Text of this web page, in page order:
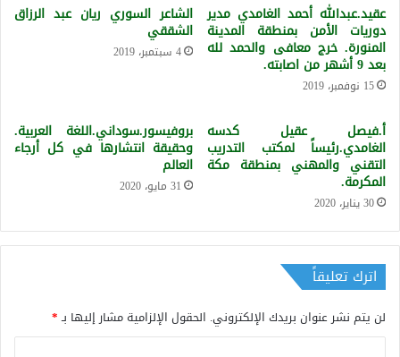
عقيد.عبدالله أحمد الغامدي مدير
دوريات الأمن بمنطقة المدينة
المنورة. خرج معافى والحمد لله
بعد 9 أشهر من اصابته.
15 نوفمبر، 2019
الشاعر السوري ريان عبد الرزاق
الشققي
4 سبتمبر، 2019
أ.فيصل عقيل كدسه
الغامدي.رئيساً لمكتب التدريب
التقني والمهني بمنطقة مكة
المكرمة.
30 يناير، 2020
بروفيسور.سوداني.اللغة العربية.
وحقيقة انتشارها في كل أرجاء
العالم
31 مايو، 2020
اترك تعليقاً
لن يتم نشر عنوان بريدك الإلكتروني. الحقول الإلزامية مشار إليها بـ*